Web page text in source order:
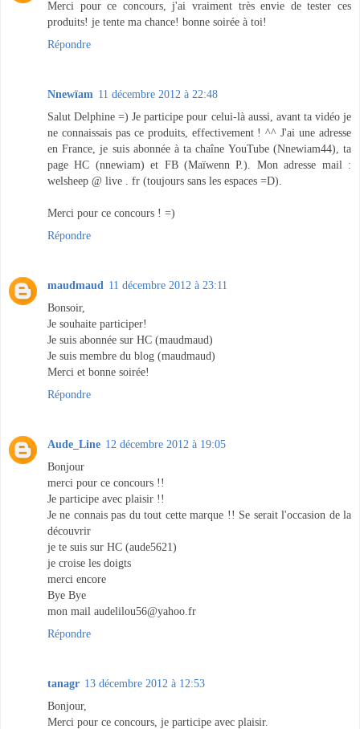
Merci pour ce concours, j'ai vraiment très envie de tester ces
produits! je tente ma chance! bonne soirée à toi!
Répondre
Nnewïam 11 décembre 2012 à 22:48
Salut Delphine =) Je participe pour celui-là aussi, avant ta vidéo je
ne connaissais pas ce produits, effectivement ! ^^ J'ai une adresse
en France, je suis abonnée à ta chaîne YouTube (Nnewiam44), ta
page HC (nnewiam) et FB (Maïwenn P.). Mon adresse mail :
welsheep @ live . fr (toujours sans les espaces =D).
Merci pour ce concours ! =)
Répondre
maudmaud 11 décembre 2012 à 23:11
Bonsoir,
Je souhaite participer!
Je suis abonnée sur HC (maudmaud)
Je suis membre du blog (maudmaud)
Merci et bonne soirée!
Répondre
Aude_Line 12 décembre 2012 à 19:05
Bonjour
merci pour ce concours !!
Je participe avec plaisir !!
Je ne connais pas du tout cette marque !! Se serait l'occasion de la
découvrir
je te suis sur HC (aude5621)
je croise les doigts
merci encore
Bye Bye
mon mail audelilou56@yahoo.fr
Répondre
tanagr 13 décembre 2012 à 12:53
Bonjour,
Merci pour ce concours, je participe avec plaisir.